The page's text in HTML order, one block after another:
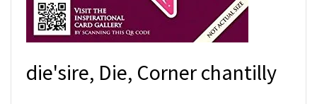
die'sire, Die, Corner chantilly